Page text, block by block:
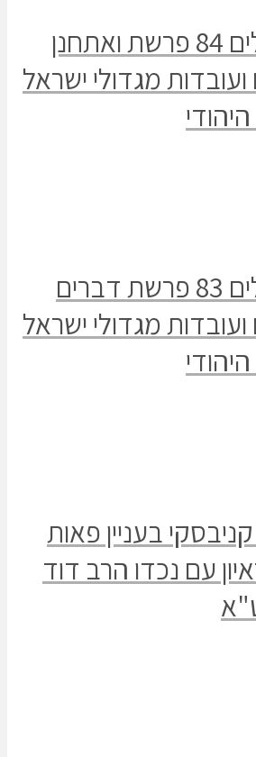
גליון דעת גדולים 84 פרשת ואתחנן
מגדולי ישראל
גליון דעת גדולים 83 פרשת דברים
מגדולי ישראל
בעניין פאות
נכדו הרב דוד